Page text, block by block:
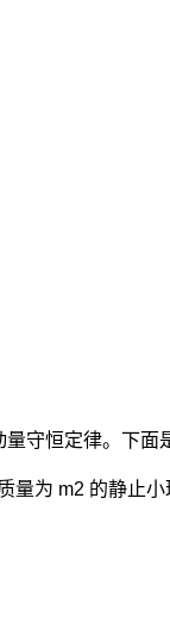
守恒定律。下面
为 m2 的静止小